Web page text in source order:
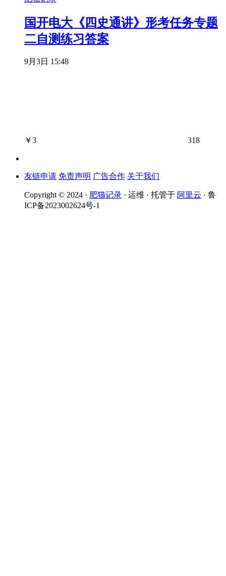
国开电大《四史通讲》形考任务专题
二自测练习答案
9月3日 15:48
￥3 318
友链申请 免责声明 广告合作 关于我们
Copyright © 2024 · 肥猫记录 · 运维 · 托管于 阿里云 · 鲁
ICP备2023002624号-1